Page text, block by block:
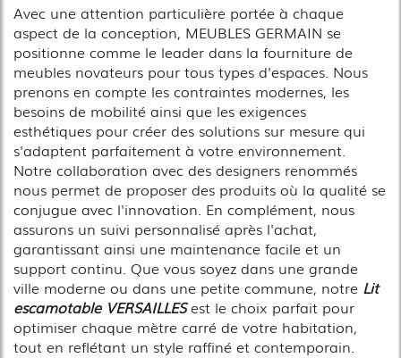
Avec une attention particulière portée à chaque
aspect de la conception, MEUBLES GERMAIN se
positionne comme le leader dans la fourniture de
meubles novateurs pour tous types d'espaces. Nous
prenons en compte les contraintes modernes, les
besoins de mobilité ainsi que les exigences
esthétiques pour créer des solutions sur mesure qui
s'adaptent parfaitement à votre environnement.
Notre collaboration avec des designers renommés
nous permet de proposer des produits où la qualité se
conjugue avec l'innovation. En complément, nous
assurons un suivi personnalisé après l'achat,
garantissant ainsi une maintenance facile et un
support continu. Que vous soyez dans une grande
ville moderne ou dans une petite commune, notre Lit
escamotable VERSAILLESest le choix parfait pour
optimiser chaque mètre carré de votre habitation,
tout en reflétant un style raffiné et contemporain.